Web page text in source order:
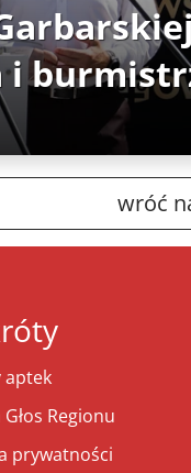
i
wróć
aptek
Regionu
prywatności